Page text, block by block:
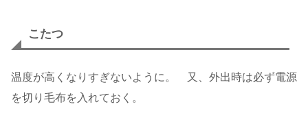
こたつ
温度が高くなりすぎないように。 又、外出時は必ず電源
を切り毛布を入れておく。